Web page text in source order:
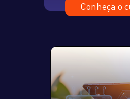
Conheça o